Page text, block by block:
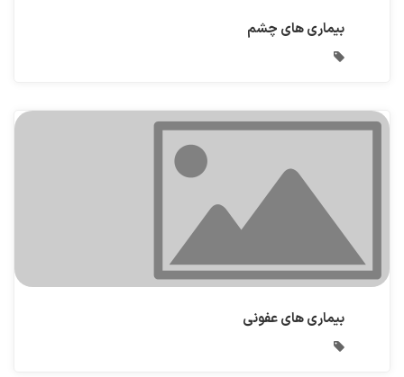
بیماری های چشم
بیماری های عفونی